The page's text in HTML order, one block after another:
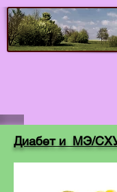
Диабет и МЭ/